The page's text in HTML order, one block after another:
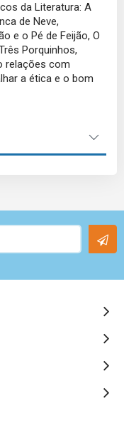
da Literatura: A
de Neve,
e o Pé de Feijão, O
Porquinhos,
relações com
a ética e o bom